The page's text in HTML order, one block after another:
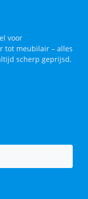
voor
tot meubilair – alles
scherp geprijsd.